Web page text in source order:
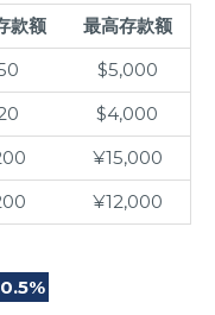
款额
最高存款额
$5,000
$4,000
¥15,000
¥12,000